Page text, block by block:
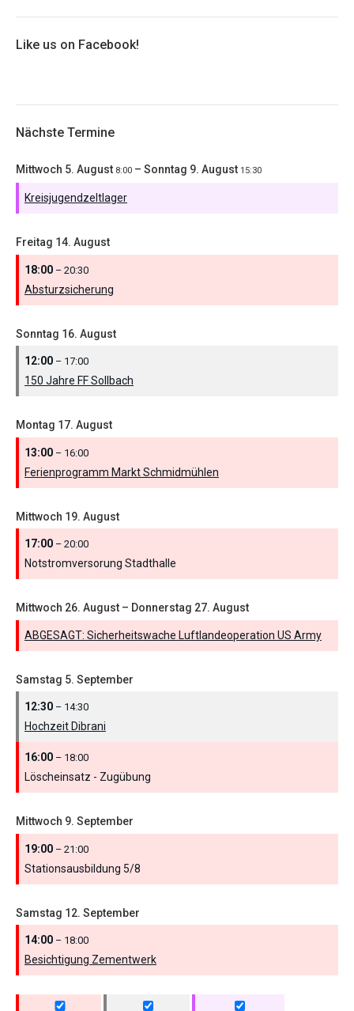
Like us on Facebook!
Nächste Termine
Mittwoch 5. August 8:00 – Sonntag 9. August 15:30
Kreisjugendzeltlager
Freitag 14. August
18:00 – 20:30
Absturzsicherung
Sonntag 16. August
12:00 – 17:00
150 Jahre FF Sollbach
Montag 17. August
13:00 – 16:00
Ferienprogramm Markt Schmidmühlen
Mittwoch 19. August
17:00 – 20:00
Notstromversorung Stadthalle
Mittwoch 26. August – Donnerstag 27. August
ABGESAGT: Sicherheitswache Luftlandeoperation US Army
Samstag 5. September
12:30 – 14:30
Hochzeit Dibrani
16:00 – 18:00
Löscheinsatz - Zugübung
Mittwoch 9. September
19:00 – 21:00
Stationsausbildung 5/8
Samstag 12. September
14:00 – 18:00
Besichtigung Zementwerk